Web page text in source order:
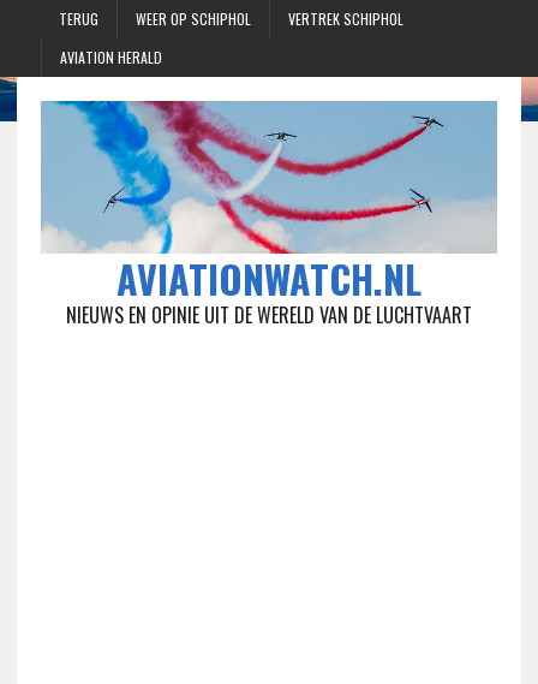
TERUG WEER OP SCHIPHOL
VERTREK SCHIPHOL
AVIATION HERALD
AVIATIONWATCH.NL
NIEUWS EN OPINIE UIT DE WERELD VAN DE LUCHTVAART